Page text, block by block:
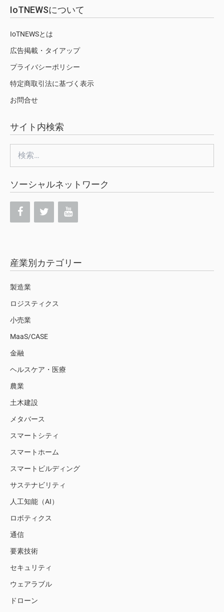
IoTNEWSについて
IoTNEWSとは
広告掲載・タイアップ
プライバシーポリシー
特定商取引法に基づく表示
お問合せ
サイト内検索
索:
ソーシャルネットワーク
産業別カテゴリー
製造業
ロジスティクス
小売業
MaaS/CASE
金融
ヘルスケア・医療
農業
土木建設
メタバース
スマートシティ
スマートホーム
スマートビルディング
サステナビリティ
人工知能（AI）
ロボティクス
通信
要素技術
セキュリティ
ウェアラブル
ドローン